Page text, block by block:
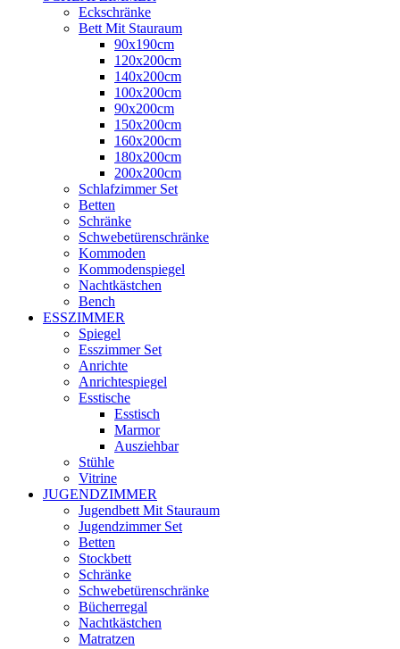
Eckschränke
Bett Mit Stauraum
90x190cm
120x200cm
140x200cm
100x200cm
90x200cm
150x200cm
160x200cm
180x200cm
200x200cm
Schlafzimmer Set
Betten
Schränke
Schwebetürenschränke
Kommoden
Kommodenspiegel
Nachtkästchen
Bench
ESSZIMMER
Spiegel
Esszimmer Set
Anrichte
Anrichtespiegel
Esstische
Esstisch
Marmor
Ausziehbar
Stühle
Vitrine
JUGENDZIMMER
Jugendbett Mit Stauraum
Jugendzimmer Set
Betten
Stockbett
Schränke
Schwebetürenschränke
Bücherregal
Nachtkästchen
Matratzen